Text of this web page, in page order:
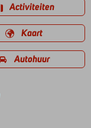
Activiteiten
Kaart
Autohuur